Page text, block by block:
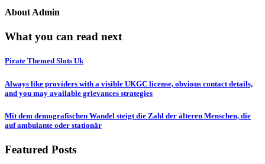
About Admin
What you can read next
Pirate Themed Slots Uk
Always like providers with a visible UKGC license, obvious contact details,
and you may available grievances strategies
Mit dem demografischen Wandel steigt die Zahl der älteren Menschen, die
auf ambulante oder stationär
Featured Posts